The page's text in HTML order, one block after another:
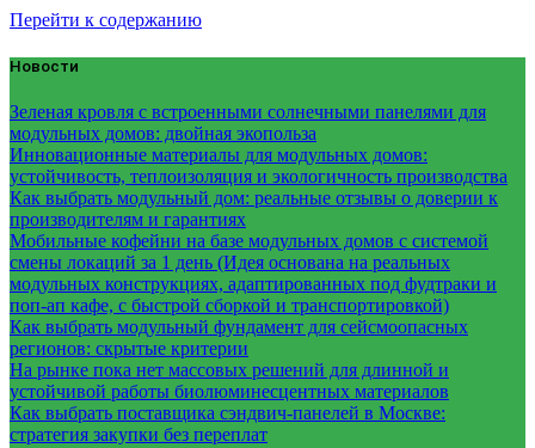
Перейти к содержанию
Новости
Зеленая кровля с встроенными солнечными панелями для
модульных домов: двойная экопольза
Инновационные материалы для модульных домов:
устойчивость, теплоизоляция и экологичность производства
Как выбрать модульный дом: реальные отзывы о доверии к
производителям и гарантиях
Мобильные кофейни на базе модульных домов с системой
смены локаций за 1 день (Идея основана на реальных
модульных конструкциях, адаптированных под фудтраки и
поп-ап кафе, с быстрой сборкой и транспортировкой)
Как выбрать модульный фундамент для сейсмоопасных
регионов: скрытые критерии
На рынке пока нет массовых решений для длинной и
устойчивой работы биолюминесцентных материалов
Как выбрать поставщика сэндвич-панелей в Москве:
стратегия закупки без переплат